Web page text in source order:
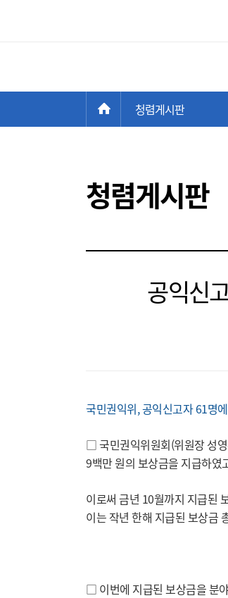
HOME
청렴게시판
청렴게시판
공익신
국민권익위, 공익신고자 61명
□ 국민권익위원회(위원장 성
9백만 원의 보상금을 지급하였
이로써 금년 10월까지 지급된
이는 작년 한해 지급된 보상금
□ 이번에 지급된 보상금을 분